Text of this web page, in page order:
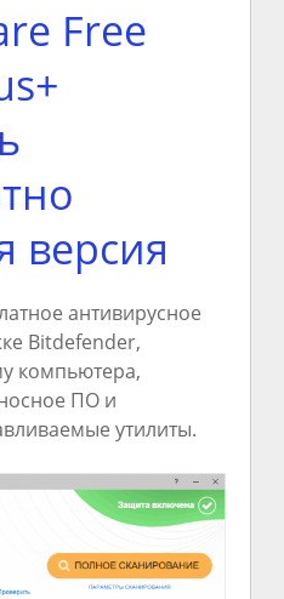
Free
версия
антивирусное
Bitdefender,
компьютера,
ПО и
утилиты.